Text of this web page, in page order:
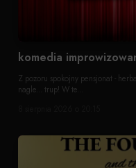
komedia
Z pozoru spokojny pensjonat -
nagle... trup! W te...